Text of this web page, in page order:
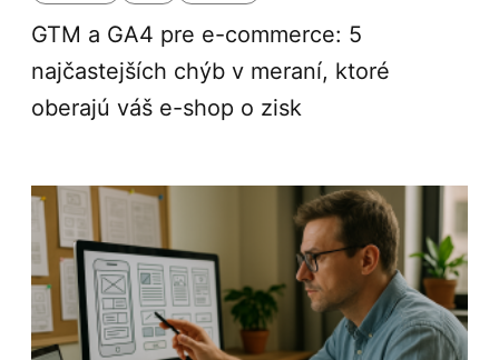
GTM a GA4 pre e-commerce: 5
najčastejších chýb v meraní, ktoré
oberajú váš e-shop o zisk